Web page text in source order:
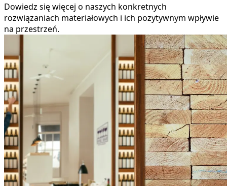
Dowiedz się więcej o naszych konkretnych
rozwiązaniach materiałowych i ich pozytywnym wpływie
na przestrzeń.